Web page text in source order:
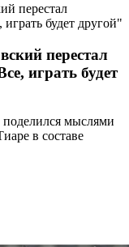
перестал
будет другой"
перестал
играть будет
мыслями
в составе